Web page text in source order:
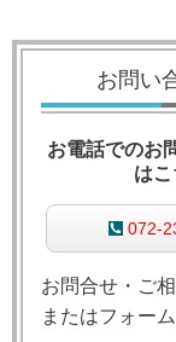
お問い
お電話でのお
はこ
072-
お問合せ・ご
またはフォー